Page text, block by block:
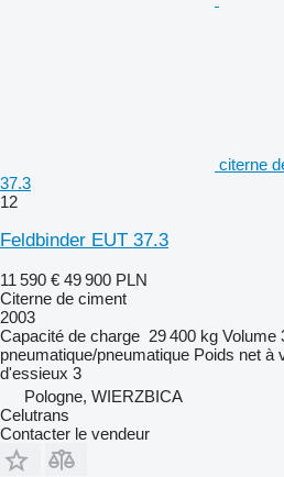
citerne
37.3
12
Feldbinder EUT 37.3
11 590 € 49 900 PLN
Citerne de ciment
2003
Capacité de charge 29 400 kg Volume
pneumatique/pneumatique Poids net à
d'essieux 3
Pologne, WIERZBICA
Celutrans
Contacter le vendeur